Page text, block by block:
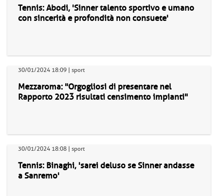
Tennis: Abodi, 'Sinner talento sportivo e umano
con sincerità e profondità non consuete'
30/01/2024 18:09 | sport
Mezzaroma: "Orgogliosi di presentare nel
Rapporto 2023 risultati censimento impianti"
30/01/2024 18:08 | sport
Tennis: Binaghi, 'sarei deluso se Sinner andasse
a Sanremo'